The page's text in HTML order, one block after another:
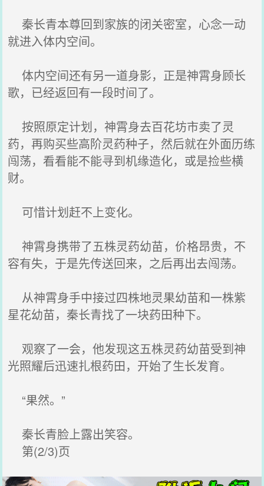
秦长青本尊回到家族的闭关密室，心念一动
就进入体内空间。
体内空间还有另一道身影，正是神霄身顾长
歌，已经返回有一段时间了。
按照原定计划，神霄身去百花坊市卖了灵
药，再购买些高阶灵药种子，然后就在外面历练
闯荡，看看能不能寻到机缘造化，或是捡些横
财。
可惜计划赶不上变化。
神霄身携带了五株灵药幼苗，价格昂贵，不
容有失，于是先传送回来，之后再出去闯荡。
从神霄身手中接过四株地灵果幼苗和一株紫
星花幼苗，秦长青找了一块药田种下。
观察了一会，他发现这五株灵药幼苗受到神
光照耀后迅速扎根药田，开始了生长发育。
“果然。”
秦长青脸上露出笑容。
第(2/3)页